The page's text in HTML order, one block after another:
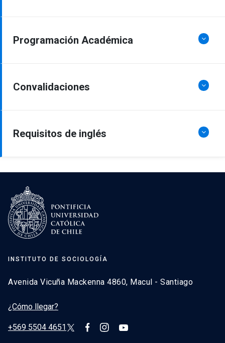
Programación Académica
Convalidaciones
Requisitos de inglés
INSTITUTO DE SOCIOLOGÍA
Avenida Vicuña Mackenna 4860, Macul - Santiago
¿Cómo llegar?
+569 5504 4651